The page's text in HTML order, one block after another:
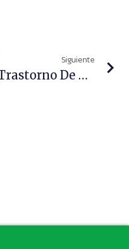
Siguiente
Trastorno De Conducta En Los Más Pequeños